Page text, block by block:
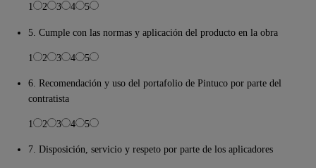
1 2 3 4 5
5. Cumple con las normas y aplicación del producto en la obra
1 2 3 4 5
6. Recomendación y uso del portafolio de Pintuco por parte del
contratista
1 2 3 4 5
7. Disposición, servicio y respeto por parte de los aplicadores